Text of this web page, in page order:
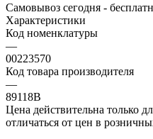
Самовывоз сегодня -
Характеристики
Код номенклатуры
—
00223570
Код товара производителя
—
89118B
Цена действительна только
отличаться от цен в